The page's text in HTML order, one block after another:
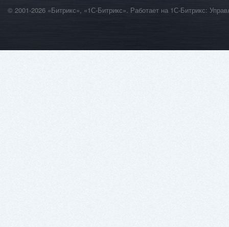
© 2001-2026 «Битрикс», «1С-Битрикс». Работает на 1С-Битрикс: